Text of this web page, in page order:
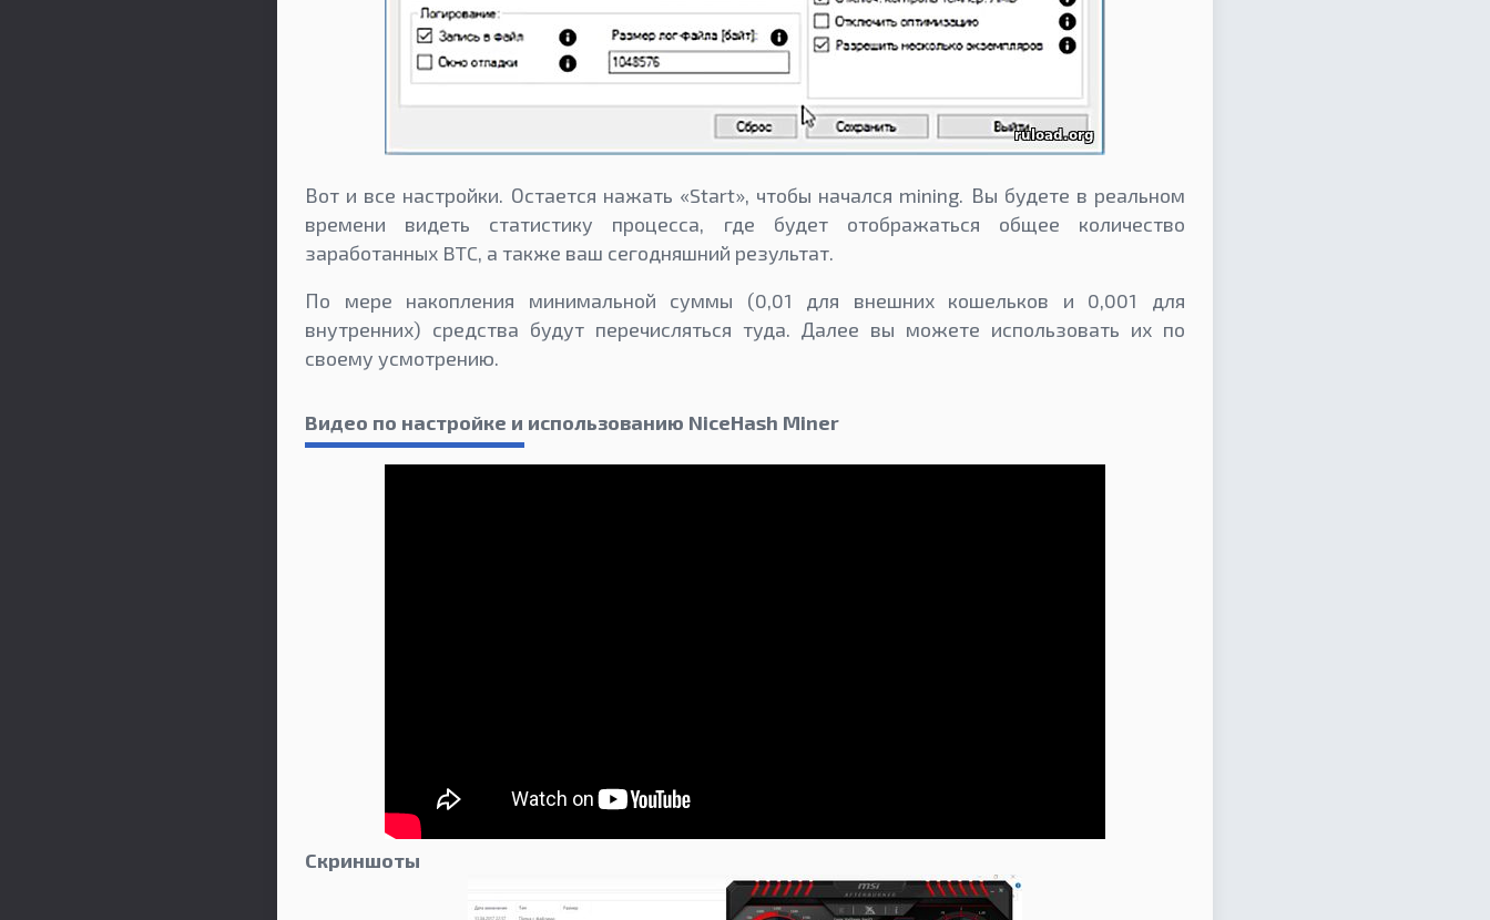
Вот и все настройки. Остается нажать «Start», чтобы начался mining. Вы будете в реальном
времени видеть статистику процесса, где будет отображаться общее количество
заработанных BTC, а также ваш сегодняшний результат.
По мере накопления минимальной суммы (0,01 для внешних кошельков и 0,001 для
внутренних) средства будут перечисляться туда. Далее вы можете использовать их по
своему усмотрению.
Видео по настройке и использованию NiceHash Miner
Скриншоты